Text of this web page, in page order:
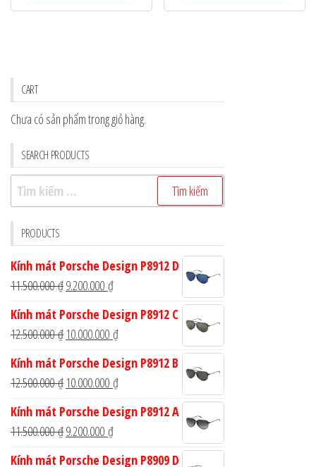
5.664.000 ₫.
CART
Chưa có sản phẩm trong giỏ hàng.
SEARCH PRODUCTS
Tìm
kiếm
cho:
PRODUCTS
Kính mát Porsche Design P8912 D
11.500.000₫Giá
là:
11.500.000 ₫.
9.200.000 ₫Giá
tại
là:
9.200.000 ₫.
Kính mát Porsche Design P8912 C
12.500.000₫ Giá
là:
12.500.000 ₫.
10.000.000 ₫Giá
tại
10.000.000 ₫.
Kính mát Porsche Design P8912 B
12.500.000₫ Giá
là:
12.500.000 ₫.
10.000.000 ₫Giá
tại
10.000.000 ₫.
Kính mát Porsche Design P8912 A
11.500.000₫Giá
9.200.000 ₫Giá
Kính mát Porsche Design P8909 D